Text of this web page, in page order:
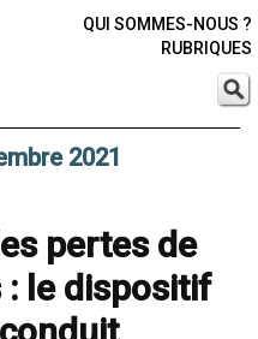
QUI SOMMES-NOUS ?
RUBRIQUES
2021
pertes de
le dispositif